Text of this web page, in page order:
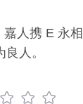
人携 E 永
人。